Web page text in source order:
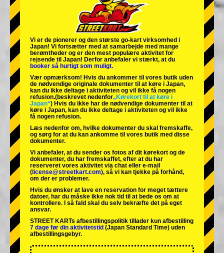
Tokyo Shinagawa Tokyo Akihabara#1
Tokyo Akihabara#2
Tokyo Shibuya Annex Tokyo Bay
Tokyo Asakusa Osaka
Okinawa
Vi er de pionerer og den største go-kart virksomhed i
Japan! Vi fortsætter med at samarbejde med mange
berømtheder og er den mest populære aktivitet for
rejsende til Japan! Derfor anbefaler vi stærkt, at du
booker så hurtigt som muligt.
Vær opmærksom! Hvis du ankommer til vores butik uden
de nødvendige originale dokumenter til at køre i Japan,
kan du ikke deltage i aktiviteten og vil ikke få nogen
refusion.(beskrevet nedenfor„Kørekort til at køre i
Japan“) Hvis du ikke har de nødvendige dokumenter til at
køre i Japan, kan du ikke deltage i aktiviteten og vil ikke
få nogen refusion.
Læs nedenfor om, hvilke dokumenter du skal fremskaffe,
og sørg for at du kan ankomme til vores butik med disse
dokumenter.
Vi anbefaler, at du sender os fotos af dit kørekort og de
dokumenter, du har fremskaffet, efter at du har
reserveret vores aktivitet via chat eller e-mail
( license@streetkart.com), så vi kan tjekke på forhånd,
om der er problemer.
Hvis du ønsker at lave en reservation for meget tættere
datoer, har du måske ikke nok tid til at bede os om at
kontrollere. I så fald skal du selv bekræfte det på eget
ansvar.
STREET KARTs afbestillingspolitik tillader kun afbestilling
7 dage før din aktivitetstid (Japan Standard Time) uden
afbestillingsgebyr.